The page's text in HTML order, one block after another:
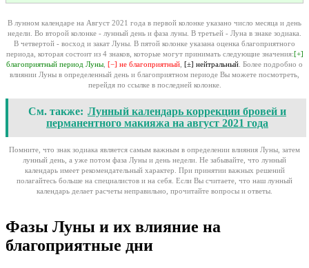
В лунном календаре на Август 2021 года в первой колонке указано число месяца и день
недели. Во второй колонке - лунный день и фаза луны. В третьей - Луна в знаке зодиака.
В четвертой - восход и закат Луны. В пятой колонке указана оценка благоприятного
периода, которая состоит из 4 знаков, которые могут принимать следующие значения:[+]
благоприятный период Луны, [−] не благоприятный, [±] нейтральный. Более подробно о
влиянии Луны в определенный день и благоприятном периоде Вы можете посмотреть,
перейдя по ссылке в последней колонке.
См. также: Лунный календарь коррекции бровей и
перманентного макияжа на август 2021 года
Помните, что знак зодиака является самым важным в определении влияния Луны, затем
лунный день, а уже потом фаза Луны и день недели. Не забывайте, что лунный
календарь имеет рекомендательный характер. При принятии важных решений
полагайтесь больше на специалистов и на себя. Если Вы считаете, что наш лунный
календарь делает расчеты неправильно, прочитайте вопросы и ответы.
Фазы Луны и их влияние на
благоприятные дни